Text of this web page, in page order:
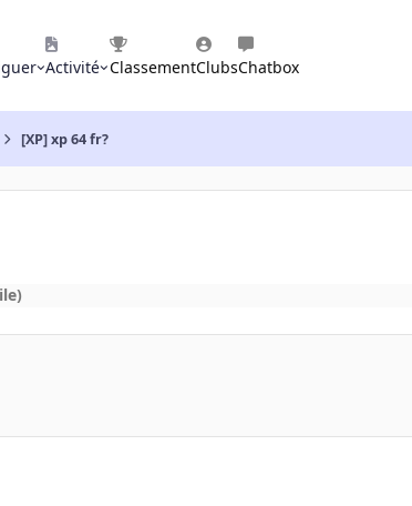
Activité ClassementClubsChatbox
[XP] xp 64 fr?